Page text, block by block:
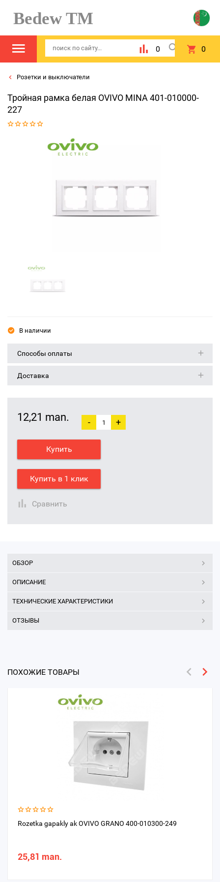
Bedew TM
0 0
Розетки и выключатели
Тройная рамка белая OVIVO MINA 401-010000-
227
В наличии
Способы оплаты
Доставка
12,21 man. - +
Купить
Купить в 1 клик
Сравнить
ОБЗОР
ОПИСАНИЕ
ТЕХНИЧЕСКИЕ ХАРАКТЕРИСТИКИ
ОТЗЫВЫ
ПОХОЖИЕ ТОВАРЫ
Rozetka gapakly ak OVIVO GRANO 400-010300-249
25,81 man.